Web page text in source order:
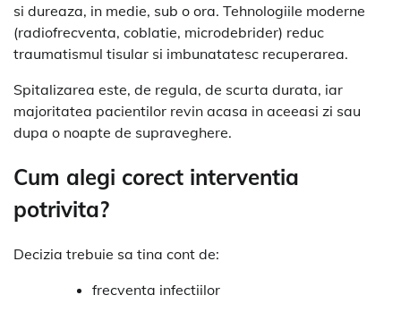
si dureaza, in medie, sub o ora. Tehnologiile moderne
(radiofrecventa, coblatie, microdebrider) reduc
traumatismul tisular si imbunatatesc recuperarea.
Spitalizarea este, de regula, de scurta durata, iar
majoritatea pacientilor revin acasa in aceeasi zi sau
dupa o noapte de supraveghere.
Cum alegi corect interventia
potrivita?
Decizia trebuie sa tina cont de:
frecventa infectiilor